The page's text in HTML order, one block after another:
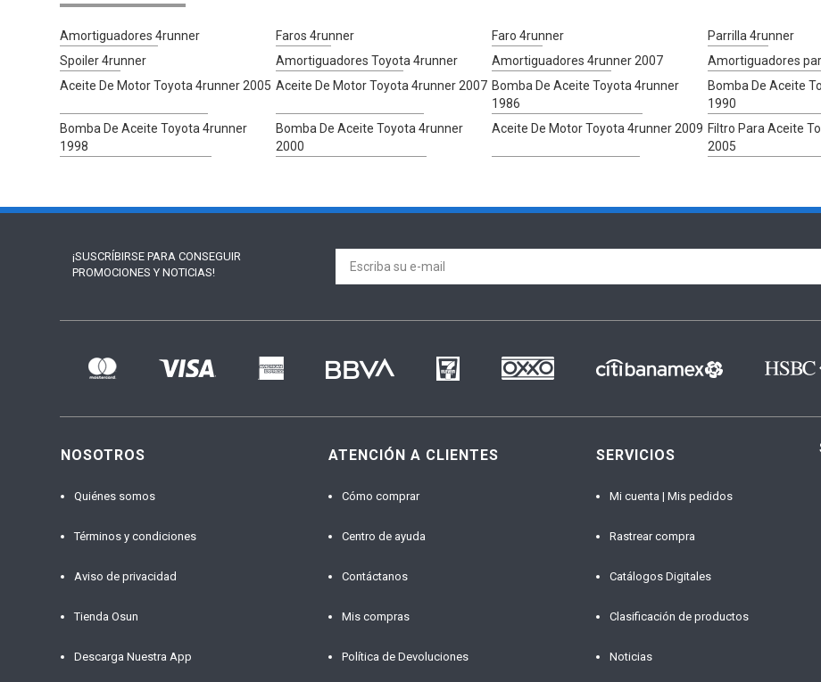
Amortiguadores 4runner Faros 4runner Faro 4runner Parrilla 4runner
Spoiler 4runner
Amortiguadores Toyota 4runner Amortiguadores 4runner 2007 Amortiguadores
Aceite De Motor Toyota 4runner 2005 Aceite De Motor Toyota 4runner 2007 Bomba De Aceite Toyota 4runner
1986
Bomba De Aceite
1990
Bomba De Aceite Toyota 4runner
1998
Bomba De Aceite Toyota 4runner
2000
Aceite De Motor Toyota 4runner 2009 Filtro Para Aceite
2005
¡SUSCRÍBIRSE PARA CONSEGUIR
PROMOCIONES Y NOTICIAS!
NOSOTROS
Quiénes somos
Términos y condiciones
Aviso de privacidad
Tienda Osun
Descarga Nuestra App
ATENCIÓN A CLIENTES
Cómo comprar
Centro de ayuda
Contáctanos
Mis compras
Política de Devoluciones
SERVICIOS
Mi cuenta | Mis pedidos
Rastrear compra
Catálogos Digitales
Clasificación de productos
Noticias